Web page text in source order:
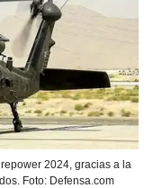
2024, gracias a la
Foto: Defensa.com